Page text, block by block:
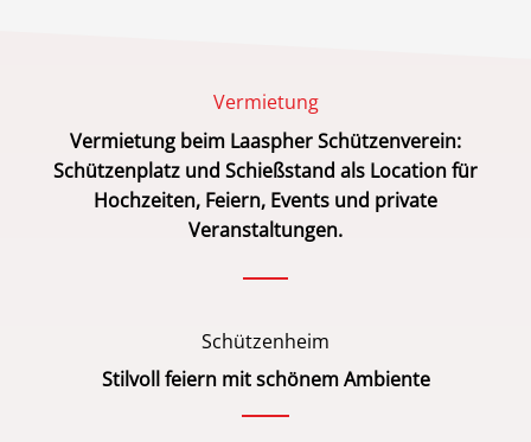
Vermietung
Vermietung beim Laaspher Schützenverein:
Schützenplatz und Schießstand als Location für
Hochzeiten, Feiern, Events und private
Veranstaltungen.
Schützenheim
Stilvoll feiern mit schönem Ambiente